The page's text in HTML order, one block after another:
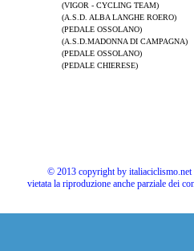
(VIGOR - CYCLING TEAM)
(A.S.D. ALBA LANGHE ROERO)
(PEDALE OSSOLANO)
(A.S.D.MADONNA DI CAMPAGNA)
(PEDALE OSSOLANO)
(PEDALE CHIERESE)
© 2013 copyright by
vietata la riproduzione anche parziale dei